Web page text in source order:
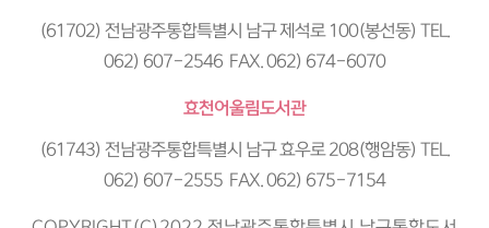
(61702) 전남광주통합특별시 남구 제석로 100(봉선동) TEL.
062) 607-2546 FAX. 062) 674-6070
효천어울림도서관
(61743) 전남광주통합특별시 남구 효우로 208(행암동) TEL.
062) 607-2555 FAX. 062) 675-7154